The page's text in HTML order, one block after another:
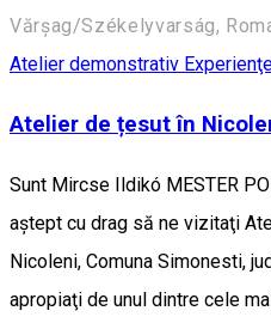
Vărșag/Székelyvarság,
Atelier demonstrativ
Atelier de țesut în
Sunt Mircse Ildikó MESTER
aştept cu drag să ne vizitaţi
Nicoleni, Comuna Simonesti,
apropiaţi de unul dintre cele